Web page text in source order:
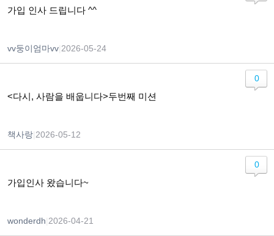
가입 인사 드립니다 ^^
vv둥이엄마vv 2026-05-24
<다시, 사람을 배웁니다>두번째 미션
책사랑 2026-05-12
0
가입인사 왔습니다~
wonderdh 2026-04-21
0